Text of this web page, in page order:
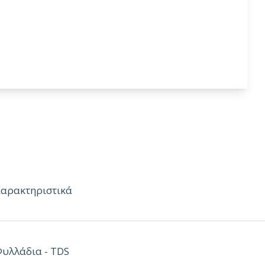
Pressure Laminate
παραγωγούς διεθνώς όπως: Formica Group eu, Arpa
- TDS